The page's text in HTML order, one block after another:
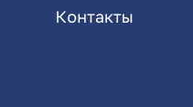
Контакты